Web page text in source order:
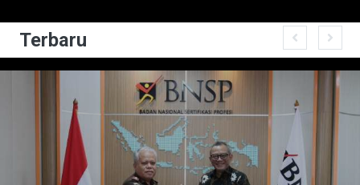
Terbaru